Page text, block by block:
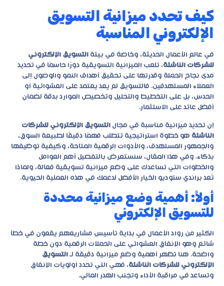
كيف تحدد ميزانية التسويق
الإلكتروني المناسبة
في عالم الأعمال الحديثة، وخاصة في بيئة التسويق الإلكتروني
للشركات الناشئة، تلعب الميزانية التسويقية دورًا حاسمًا في تحديد
مدى نجاح الحملة وقدرتها على تحقيق أهداف النمو والوصول إلى
العملاء المستهدفين. فالتسويق لم يعد يعتمد على العشوائية أو
الحدس، بل على التخطيط والتحليل وتخصيص الموارد بدقة لضمان
أفضل عائد على الاستثمار.
إن تحديد ميزانية مناسبة في مجال التسويق الإلكتروني للشركات
الناشئة هو خطوة استراتيجية تتطلب فهمًا دقيقًا لطبيعة السوق،
والجمهور المستهدف، والأدوات الرقمية المتاحة، وكيفية توظيفها
بذكاء. وفي هذا المقال، سنستعرض بالتفصيل أهم العوامل
والخطوات التي تساعدك على وضع ميزانية تسويقية فعالة، ولماذا
تُعد براندي ستوديو الخيار الأفضل لدعمك في هذه العملية الحيوية.
أولاً: أهمية وضع ميزانية محددة
للتسويق الإلكتروني
الكثير من رواد الأعمال في بداية تأسيس مشاريعهم يقعون في خطأ
شائع وهو الإنفاق العشوائي على الحملات الرقمية دون خطة
واضحة. هنا تظهر أهمية وضع ميزانية دقيقة لـ التسويق
الإلكتروني للشركات الناشئة، فهي التي تحدد أولويات الإنفاق
وتساعد في مراقبة الأداء وتجنب الهدر المالي.